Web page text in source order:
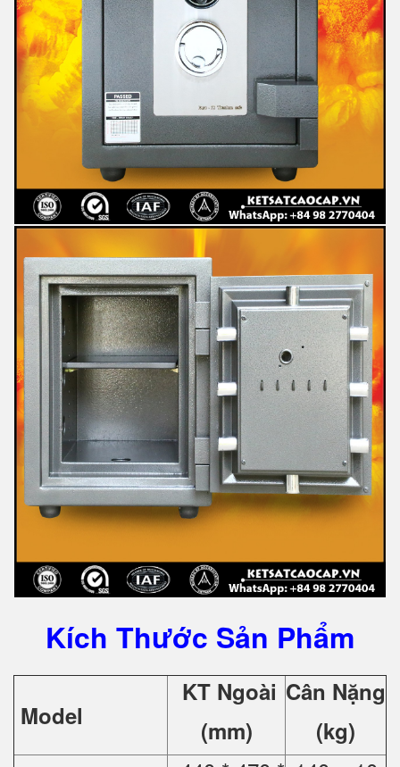
Kích Thước Sản Phẩm
Model
KT Ngoài
(mm)
Cân Nặng
(kg)